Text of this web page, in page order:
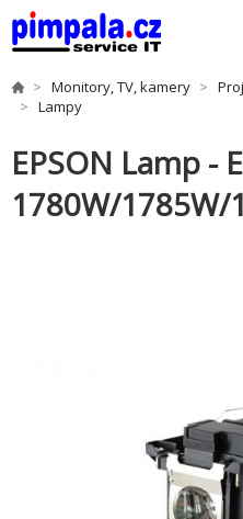
Monitory, TV, kamery
Lampy
EPSON Lamp -
1780W/1785W/